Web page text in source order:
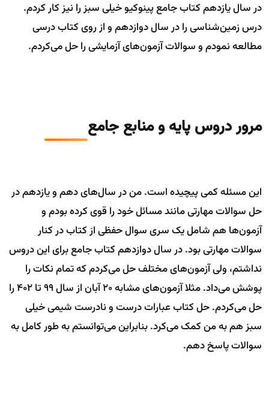
در سال یازدهم کتاب جامع پینوکیو خیلی سبز را نیز کار کردم.
درس زمین‌شناسی را در سال دوازدهم و از روی کتاب درسی
مطالعه نمودم و سوالات آزمون‌های آزمایشی را حل می‌کردم.
مرور دروس پایه و منابع جامع
این مسئله کمی پیچیده است. من در سال‌های دهم و یازدهم در
حل سوالات مهارتی مانند مسائل خود را قوی کرده بودم و
آزمون‌ها هم شامل یک سری سوال حفظی از کتاب در کنار
سوالات مهارتی بود. در سال دوازدهم کتاب جامع برای این دروس
نداشتم، ولی آزمون‌های مختلف حل می‌کردم که تمام نکات را
پوشش می‌داد. مثلا آزمون‌های مشابه 20 آبان از سال 99 تا 402 را
حل می‌کردم. حل کتاب عبارات درست و نادرست شیمی خیلی
سبز هم به من کمک می‌کرد. بنابراین می‌توانستم به طور کامل به
سوالات پاسخ دهم.